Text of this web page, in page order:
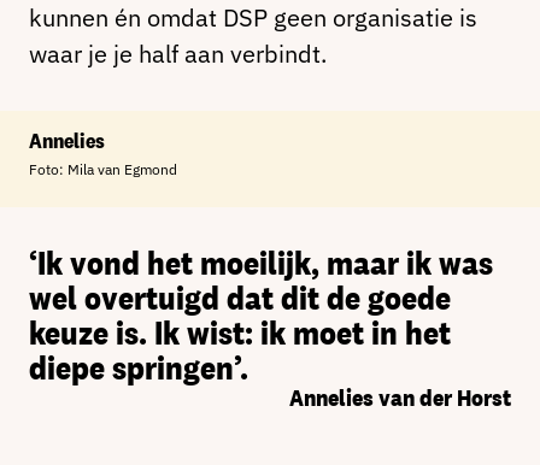
kunnen én omdat DSP geen organisatie is
waar je je half aan verbindt.
Annelies
Foto: Mila van Egmond
‘Ik vond het moeilijk, maar ik was
wel overtuigd dat dit de goede
keuze is. Ik wist: ik moet in het
diepe springen’.
Annelies van der Horst